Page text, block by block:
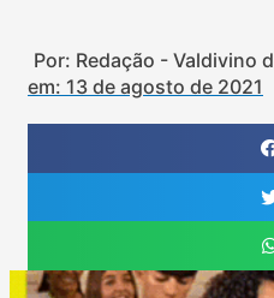
Por: Redação - Valdivino
em: 13 de agosto de 2021